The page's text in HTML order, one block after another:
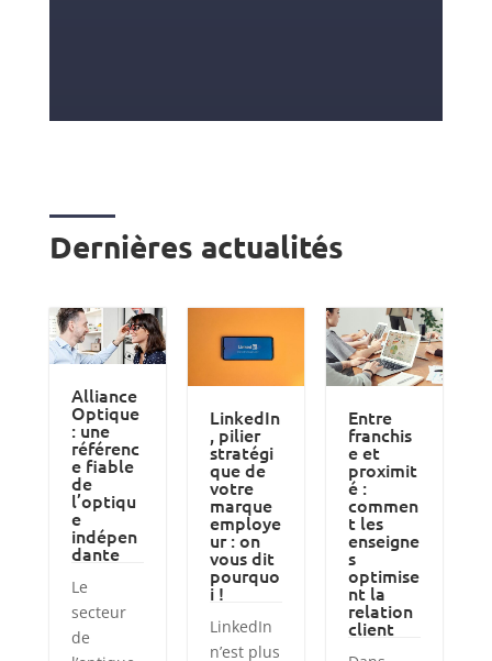
Dernières actualités
Alliance
Optique
: une
référenc
e fiable
de
l’optiqu
e
indépen
dante
Le
secteur
de
LinkedIn
, pilier
stratégi
que de
votre
marque
employe
ur : on
vous dit
pourquo
i !
LinkedIn
n’est plus
Entre
franchis
e et
proximit
é :
commen
t les
enseigne
s
optimise
nt la
relation
client